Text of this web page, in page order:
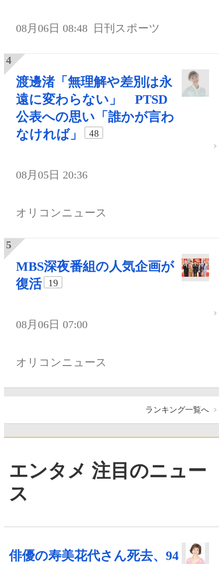
08月06日 08:48 日刊スポーツ
渡邊渚「無理解や差別は永
遠に変わらない」 PTSD
公表への思い「誰かが言わ
なければ」
48
08月05日 20:36
オリコンニュース
MBS深夜番組の人気企画が
復活
19
08月06日 07:00
オリコンニュース
ランキング一覧へ
エンタメ 注目のニュー
ス
俳優の寿美花代さん死去、94